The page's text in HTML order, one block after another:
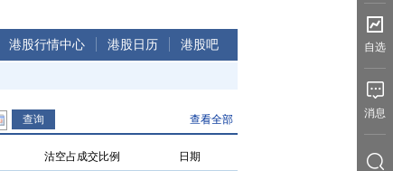
港股行情中心 港股日历 港股吧
查看全部
沽空占成交比例 日期
自选
消息